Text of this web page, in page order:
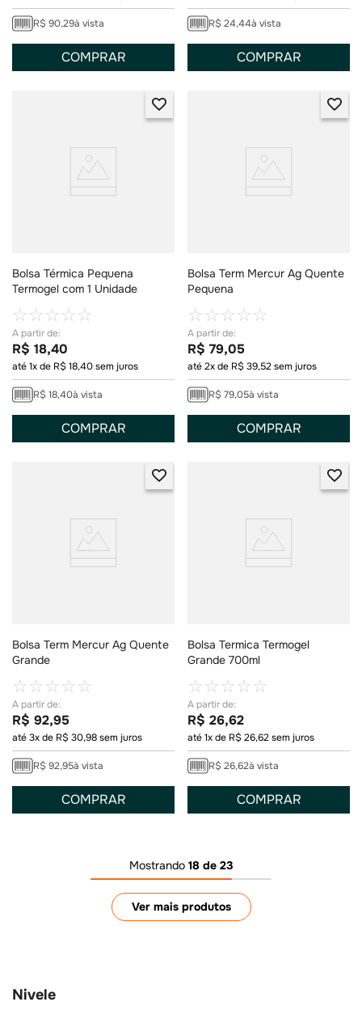
R$ 90,29à vista
COMPRAR
R$ 24,44à vista
COMPRAR
Bolsa Térmica Pequena
Termogel com 1 Unidade
☆☆☆☆☆
R$ 18,40
até1x de R$18,40sem juros
R$ 18,40à vista
COMPRAR
Bolsa Term Mercur Ag Quente
Pequena
☆☆☆☆☆
R$ 79,05
até2x de R$39,52sem juros
R$ 79,05à vista
COMPRAR
Bolsa Term Mercur Ag Quente
Grande
☆☆☆☆☆
R$ 92,95
até3x de R$30,98sem juros
R$ 92,95à vista
COMPRAR
Bolsa Termica Termogel
Grande 700ml
☆☆☆☆☆
R$ 26,62
até1x de R$26,62sem juros
R$ 26,62à vista
COMPRAR
Mostrando 18 de 23
Nivele